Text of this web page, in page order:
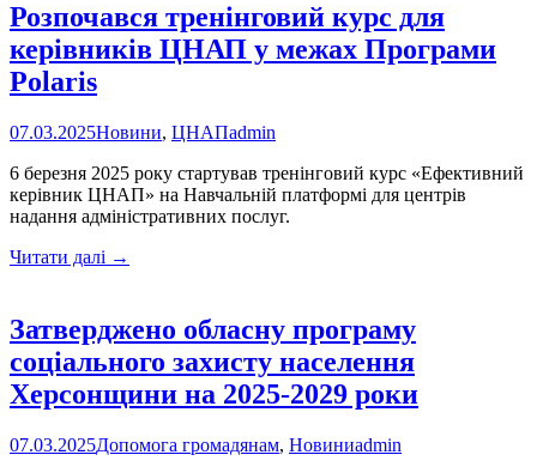
поділитися
досвідом
Розпочався тренінговий курс для
керівників ЦНАП у межах Програми
Polaris
07.03.2025Новини, ЦНАПadmin
6 березня 2025 року стартував тренінговий курс «Ефективний
керівник ЦНАП» на Навчальній платформі для центрів
надання адміністративних послуг.
Читати далі Розпочався
керівників
ЦНАП
межах
Polaris
→
Затверджено обласну програму
соціального захисту населення
Херсонщини на 2025-2029 роки
07.03.2025Допомога громадянам, Новиниadmin